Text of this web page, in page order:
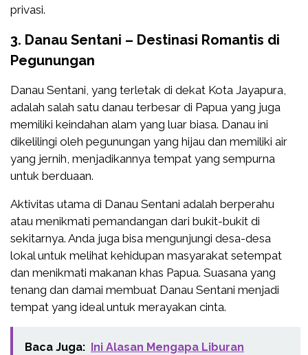
privasi.
3. Danau Sentani – Destinasi Romantis di
Pegunungan
Danau Sentani, yang terletak di dekat Kota Jayapura,
adalah salah satu danau terbesar di Papua yang juga
memiliki keindahan alam yang luar biasa. Danau ini
dikelilingi oleh pegunungan yang hijau dan memiliki air
yang jernih, menjadikannya tempat yang sempurna
untuk berduaan.
Aktivitas utama di Danau Sentani adalah berperahu
atau menikmati pemandangan dari bukit-bukit di
sekitarnya. Anda juga bisa mengunjungi desa-desa
lokal untuk melihat kehidupan masyarakat setempat
dan menikmati makanan khas Papua. Suasana yang
tenang dan damai membuat Danau Sentani menjadi
tempat yang ideal untuk merayakan cinta.
Baca Juga: Ini Alasan Mengapa Liburan